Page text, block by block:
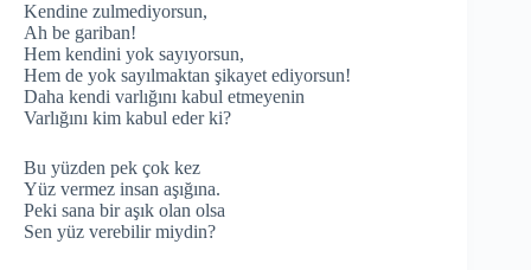
Kendine zulmediyorsun,
Ah be gariban!
Hem kendini yok sayıyorsun,
Hem de yok sayılmaktan şikayet ediyorsun!
Daha kendi varlığını kabul etmeyenin
Varlığını kim kabul eder ki?
Bu yüzden pek çok kez
Yüz vermez insan aşığına.
Peki sana bir aşık olan olsa
Sen yüz verebilir miydin?